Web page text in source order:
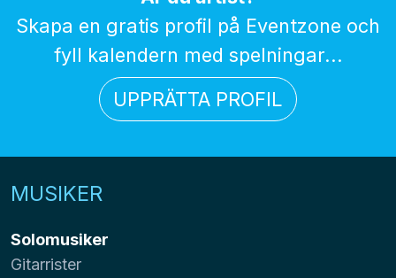
Skapa en gratis profil på Eventzone och
fyll kalendern med spelningar...
UPPRÄTTA PROFIL
MUSIKER
Solomusiker
Gitarrister